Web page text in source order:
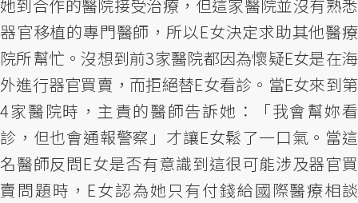
她到合作的醫院接受治療，但這家醫院並沒有熟悉
器官移植的專門醫師，所以E女決定求助其他醫療
院所幫忙。沒想到前3家醫院都因為懷疑E女是在海
外進行器官買賣，而拒絕替E女看診。當E女來到第
4家醫院時，主責的醫師告訴她：「我會幫妳看
診，但也會通報警察」才讓E女鬆了一口氣。當這
名醫師反問E女是否有意識到這很可能涉及器官買
賣問題時，E女認為她只有付錢給國際醫療相談